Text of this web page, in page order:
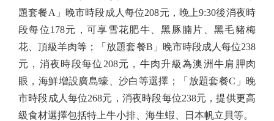
題套餐A」晚市時段成人每位208元，晚上9:30後消夜時
段每位178元，可享雪花肥牛、黑豚腩片、黑毛豬梅
花、頂級羊肉等；「放題套餐B」晚市時段成人每位238
元，消夜時段每位208元，牛肉升級為澳洲牛肩胛肉
眼，海鮮增設廣島蠔、沙白等選擇；「放題套餐C」晚
市時段成人每位268元，消夜時段每位238元，提供更高
級食材選擇包括特上牛小排、海生蝦、日本帆立貝等。